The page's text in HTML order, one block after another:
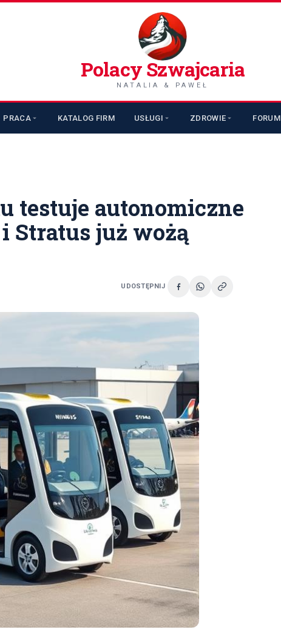
Polacy Szwajcaria
NATALIA & PAWEŁ
PRACA KATALOG FIRM USŁUGI ZDROWIE FORUM
testuje autonomiczne
Stratus już wożą
UDOSTĘPNIJ